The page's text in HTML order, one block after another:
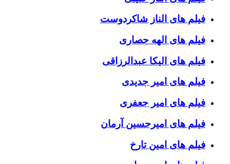
فیلم های الناز شاکردوست
فیلم های الهه حصاری
فیلم های الیکا عبدالرزاقی
فیلم های امیر جدیدی
فیلم های امیر جعفری
فیلم های امیرحسین آرمان
فیلم های امین تارخ